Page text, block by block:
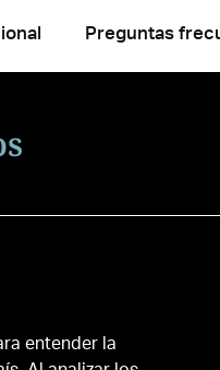
Preguntas
entender la